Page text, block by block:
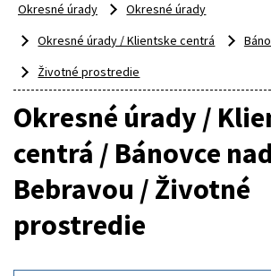
Okresné úrady
Okresné úrady
Okresné úrady / Klientske centrá
Životné prostredie
Okresné úrady /
centrá / Bánovce nad
Bebravou / Životné
prostredie